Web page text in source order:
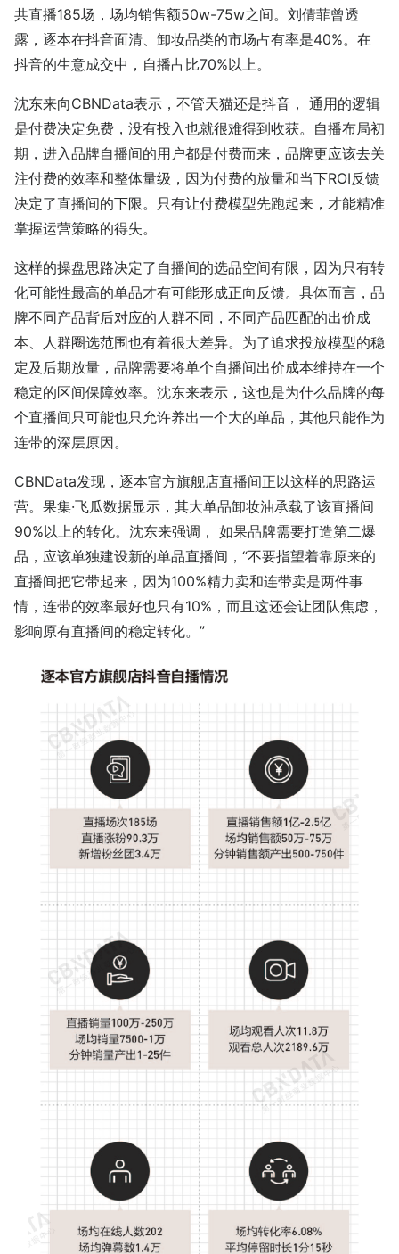
共直播185场，场均销售额50w-75w之间。刘倩菲曾透
露，逐本在抖音面清、卸妆品类的市场占有率是40%。在
抖音的生意成交中，自播占比70%以上。
沈东来向CBNData表示，不管天猫还是抖音， 通用的逻辑
是付费决定免费，没有投入也就很难得到收获。自播布局初
期，进入品牌自播间的用户都是付费而来，品牌更应该去关
注付费的效率和整体量级，因为付费的放量和当下ROI反馈
决定了直播间的下限。只有让付费模型先跑起来，才能精准
掌握运营策略的得失。
这样的操盘思路决定了自播间的选品空间有限，因为只有转
化可能性最高的单品才有可能形成正向反馈。具体而言，品
牌不同产品背后对应的人群不同，不同产品匹配的出价成
本、人群圈选范围也有着很大差异。为了追求投放模型的稳
定及后期放量，品牌需要将单个自播间出价成本维持在一个
稳定的区间保障效率。沈东来表示，这也是为什么品牌的每
个直播间只可能也只允许养出一个大的单品，其他只能作为
连带的深层原因。
CBNData发现，逐本官方旗舰店直播间正以这样的思路运
营。果集·飞瓜数据显示，其大单品卸妆油承载了该直播间
90%以上的转化。沈东来强调， 如果品牌需要打造第二爆
品，应该单独建设新的单品直播间，“不要指望着靠原来的
直播间把它带起来，因为100%精力卖和连带卖是两件事
情，连带的效率最好也只有10%，而且这还会让团队焦虑，
影响原有直播间的稳定转化。”